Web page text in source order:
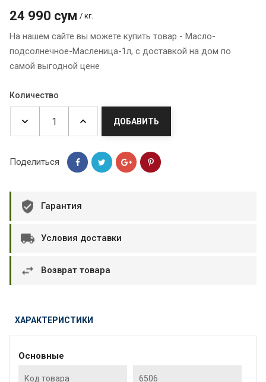
24 990 сум / кг.
На нашем сайте вы можете купить товар - Масло-
подсолнечное-Масленица-1л, с доставкой на дом по
самой выгодной цене
Количество
ДОБАВИТЬ
Поделиться
Гарантия
Условия доставки
Возврат товара
ХАРАКТЕРИСТИКИ
Основные
Код товара 6506